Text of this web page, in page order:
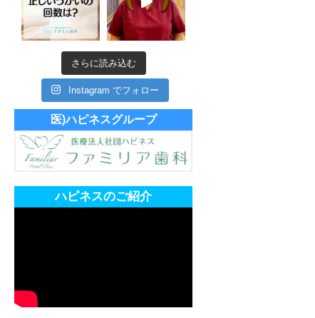
さらに読み込む
Instagram でフォロー
医)ハピネスグループ
ハピネスのご紹介